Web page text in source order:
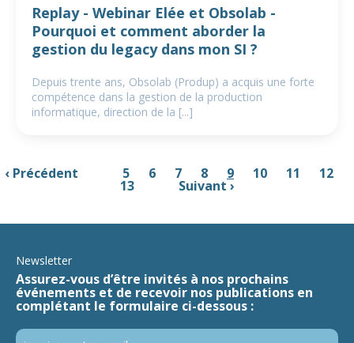
Replay - Webinar Elée et Obsolab -
Pourquoi et comment aborder la
gestion du legacy dans mon SI ?
Depuis trente ans, Obsolab (Produp) a acquis une forte
compétence dans la gestion de la production
informatique, direction de la [...]
‹ Précédent 5 6 7 8 9 10 11 12
13 Suivant ›
Newsletter
Assurez-vous d’être invités à nos prochains
événements et de recevoir nos publications en
complétant le formulaire ci-dessous :